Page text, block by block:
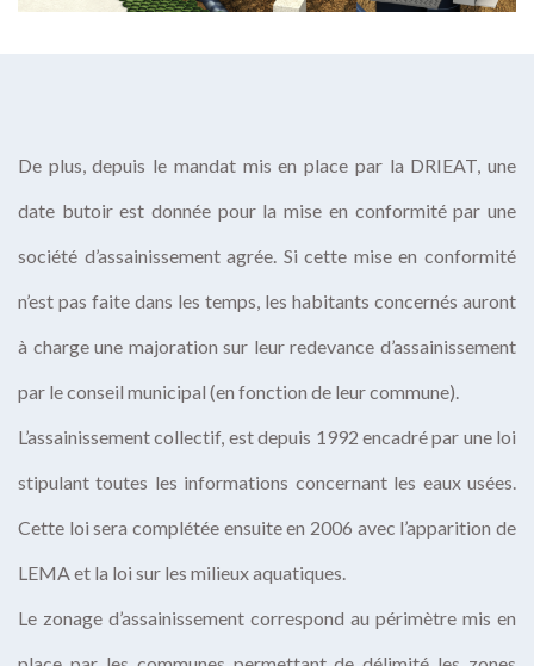
De plus, depuis le mandat mis en place par la DRIEAT, une
date butoir est donnée pour la mise en conformité par une
société d’assainissement agrée. Si cette mise en conformité
n’est pas faite dans les temps, les habitants concernés auront
à charge une majoration sur leur redevance d’assainissement
par le conseil municipal (en fonction de leur commune).
L’assainissement collectif, est depuis 1992 encadré par une loi
stipulant toutes les informations concernant les eaux usées.
Cette loi sera complétée ensuite en 2006 avec l’apparition de
LEMA et la loi sur les milieux aquatiques.
Le zonage d’assainissement correspond au périmètre mis en